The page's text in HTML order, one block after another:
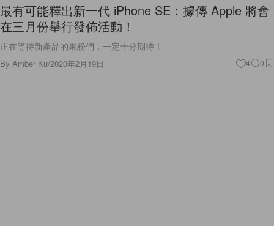
最有可能釋出新一代 iPhone SE：據傳 Apple 將會
在三月份舉行發佈活動！
正在等待新產品的果粉們，一定十分期待！
By Amber Ku/2020年2月19日 4 0